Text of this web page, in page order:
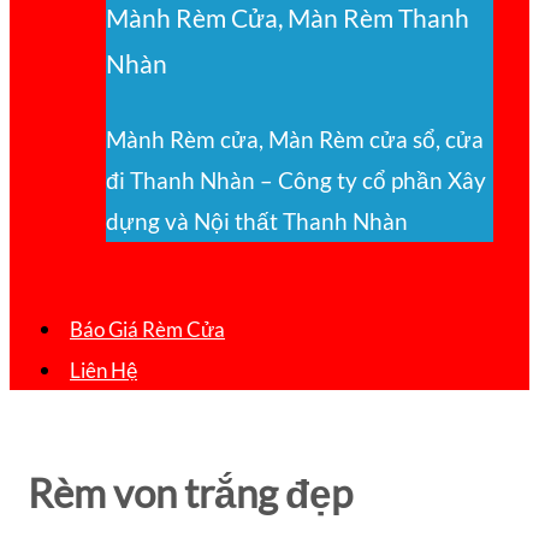
Mành Rèm Cửa, Màn Rèm Thanh
Nhàn
Mành Rèm cửa, Màn Rèm cửa sổ, cửa
đi Thanh Nhàn – Công ty cổ phần Xây
dựng và Nội thất Thanh Nhàn
Báo Giá Rèm Cửa
Liên Hệ
Rèm von trắng đẹp